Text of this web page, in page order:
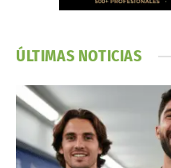
ÚLTIMAS NOTICIAS